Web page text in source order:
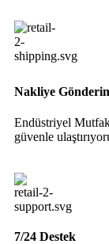
Nakliye
Endüstriyel
güvenle
7/24 Destek